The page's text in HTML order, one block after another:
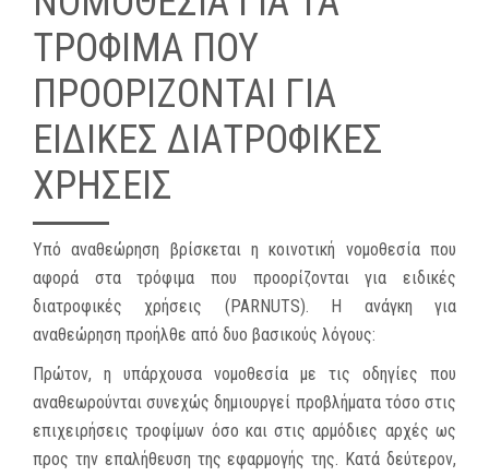
ΤΡΌΦΙΜΑ ΠΟΥ
ΠΡΟΟΡΊΖΟΝΤΑΙ ΓΙΑ
ΕΙΔΙΚΈΣ ΔΙΑΤΡΟΦΙΚΈΣ
ΧΡΉΣΕΙΣ
Υπό αναθεώρηση βρίσκεται η κοινοτική νομοθεσία που
αφορά στα τρόφιμα που προορίζονται για ειδικές
διατροφικές χρήσεις (PARNUTS). Η ανάγκη για
αναθεώρηση προήλθε από δυο βασικούς λόγους:
Πρώτον, η υπάρχουσα νομοθεσία με τις οδηγίες που
αναθεωρούνται συνεχώς δημιουργεί προβλήματα τόσο στις
επιχειρήσεις τροφίμων όσο και στις αρμόδιες αρχές ως
προς την επαλήθευση της εφαρμογής της. Κατά δεύτερον,